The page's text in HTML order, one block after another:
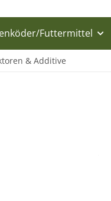
Futtermittel
& Additive